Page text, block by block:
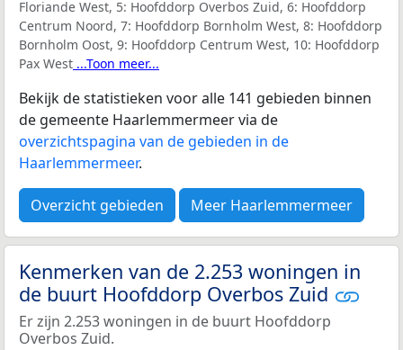
Floriande West, 5: Hoofddorp Overbos Zuid, 6: Hoofddorp
Centrum Noord, 7: Hoofddorp Bornholm West, 8: Hoofddorp
Bornholm Oost, 9: Hoofddorp Centrum West, 10: Hoofddorp
Pax West ...Toon meer...
Bekijk de statistieken voor alle 141 gebieden binnen
de gemeente Haarlemmermeer via de
overzichtspagina van de gebieden in de
Haarlemmermeer.
Overzicht gebieden Meer Haarlemmermeer
Kenmerken van de 2.253 woningen in
de buurt Hoofddorp Overbos Zuid
Er zijn 2.253 woningen in de buurt Hoofddorp
Overbos Zuid.